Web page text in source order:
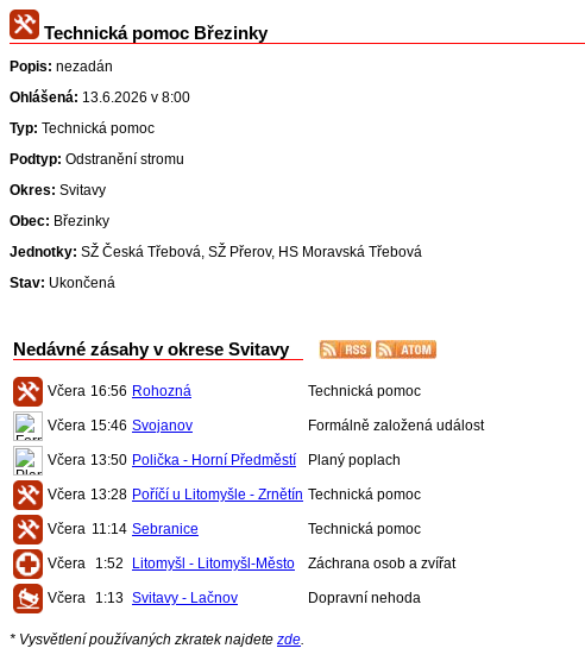
Technická pomoc Březinky
Popis: nezadán
Ohlášená: 13.6.2026 v 8:00
Typ: Technická pomoc
Podtyp: Odstranění stromu
Okres: Svitavy
Obec: Březinky
Jednotky: SŽ Česká Třebová, SŽ Přerov, HS Moravská Třebová
Stav: Ukončená
Nedávné zásahy v okrese Svitavy
Včera 16:56 Rohozná Technická pomoc
Včera 15:46 Svojanov Formálně založená událost
Včera 13:50 Polička - Horní Předměstí Planý poplach
Včera 13:28 Poříčí u Litomyšle - Zrnětín Technická pomoc
Včera 11:14 Sebranice Technická pomoc
Včera 1:52 Litomyšl - Litomyšl-Město Záchrana osob a zvířat
Včera 1:13 Svitavy - Lačnov Dopravní nehoda
* Vysvětlení používaných zkratek najdete zde.